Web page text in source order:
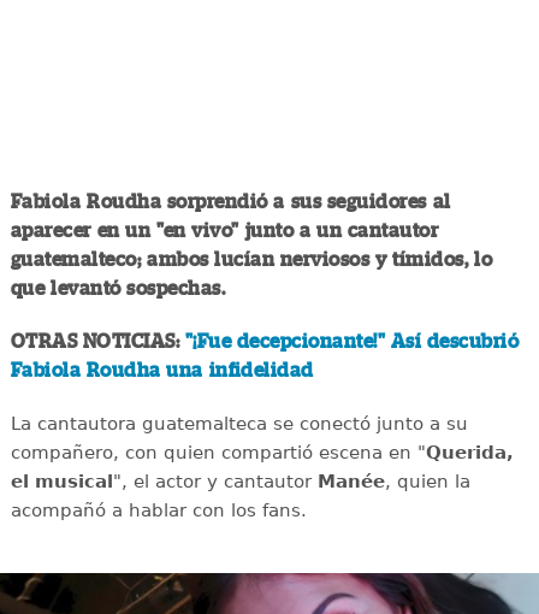
Fabiola Roudha sorprendió a sus seguidores al
aparecer en un "en vivo" junto a un cantautor
guatemalteco; ambos lucían nerviosos y tímidos, lo
que levantó sospechas.
OTRAS NOTICIAS: "¡Fue decepcionante!" Así descubrió
Fabiola Roudha una infidelidad
La cantautora guatemalteca se conectó junto a su
compañero, con quien compartió escena en "Querida,
el musical", el actor y cantautor Manée, quien la
acompañó a hablar con los fans.